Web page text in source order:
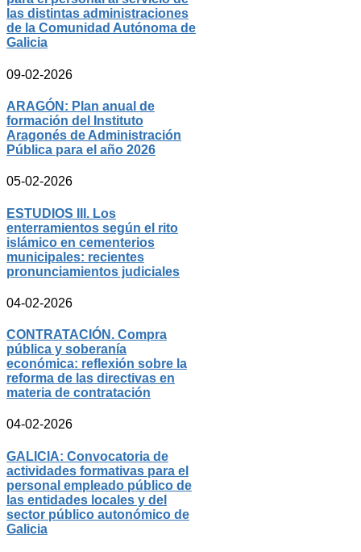
las distintas administraciones
de la Comunidad Autónoma de
Galicia
09-02-2026
ARAGÓN: Plan anual de
formación del Instituto
Aragonés de Administración
Pública para el año 2026
05-02-2026
ESTUDIOS III. Los
enterramientos según el rito
islámico en cementerios
municipales: recientes
pronunciamientos judiciales
04-02-2026
CONTRATACIÓN. Compra
pública y soberanía
económica: reflexión sobre la
reforma de las directivas en
materia de contratación
04-02-2026
GALICIA: Convocatoria de
actividades formativas para el
personal empleado público de
las entidades locales y del
sector público autonómico de
Galicia